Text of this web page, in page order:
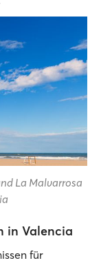
La Malvarrosa
in Valencia
für